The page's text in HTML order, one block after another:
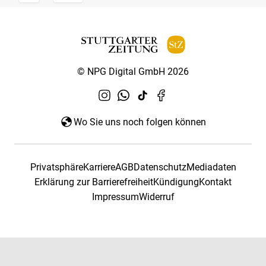
© NPG Digital GmbH 2026
Wo Sie uns noch folgen können
PrivatsphäreKarriereAGBDatenschutzMediadaten
Erklärung zur BarrierefreiheitKündigungKontakt
ImpressumWiderruf